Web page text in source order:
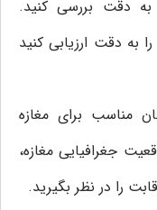
به دقت بررسی کنید.
به دقت ارزیابی کنید
مناسب برای مغازه
جغرافیایی مغازه،
را در نظر بگیرید.